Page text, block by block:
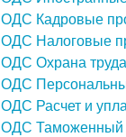
ОДС Кадровые
ОДС Налоговые
ОДС Охрана труда
ОДС
ОДС Расчет и
ОДС Таможенный